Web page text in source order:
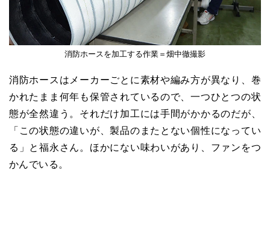
消防ホースを加工する作業＝畑中徹撮影
消防ホースはメーカーごとに素材や編み方が異なり、巻
かれたまま何年も保管されているので、一つひとつの状
態が全然違う。それだけ加工には手間がかかるのだが、
「この状態の違いが、製品のまたとない個性になってい
る」と福永さん。ほかにない味わいがあり、ファンをつ
かんでいる。